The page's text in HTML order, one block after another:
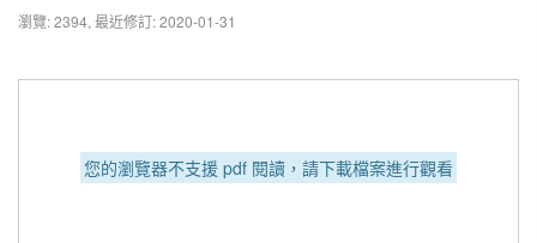
瀏覽: 2394, 最近修訂: 2020-01-31
您的瀏覽器不支援 pdf 閱讀，請下載檔案進行觀看